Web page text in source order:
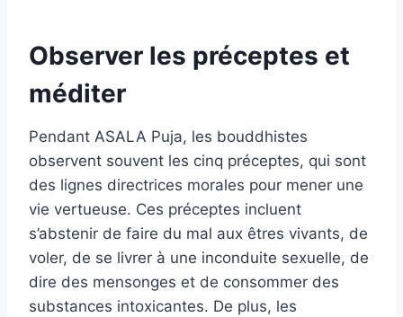
Observer les préceptes et
méditer
Pendant ASALA Puja, les bouddhistes
observent souvent les cinq préceptes, qui sont
des lignes directrices morales pour mener une
vie vertueuse. Ces préceptes incluent
s’abstenir de faire du mal aux êtres vivants, de
voler, de se livrer à une inconduite sexuelle, de
dire des mensonges et de consommer des
substances intoxicantes. De plus, les